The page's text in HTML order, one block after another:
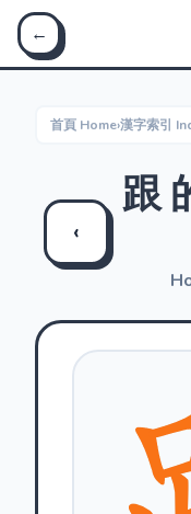
Stroke Master 筆順大師
←
首頁 Home›漢字索引
‹
跟